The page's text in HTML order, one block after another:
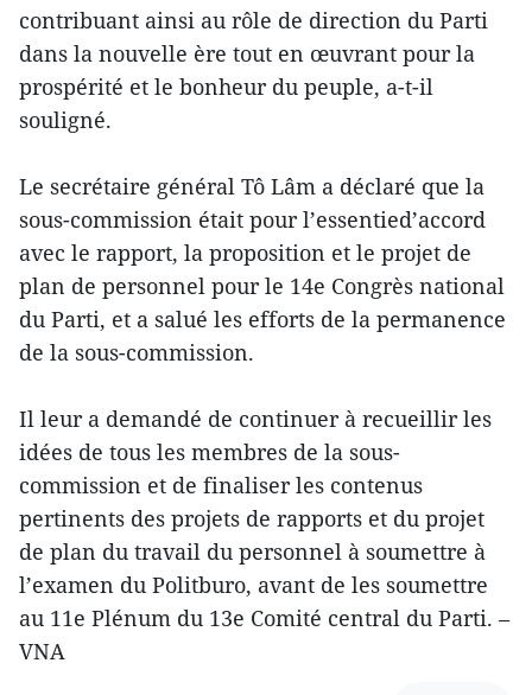
contribuant ainsi au rôle de direction du Parti
dans la nouvelle ère tout en œuvrant pour la
prospérité et le bonheur du peuple, a-t-il
souligné.
Le secrétaire général Tô Lâm a déclaré que la
sous-commission était pour l’essentied’accord
avec le rapport, la proposition et le projet de
plan de personnel pour le 14e Congrès national
du Parti, et a salué les efforts de la permanence
de la sous-commission.
Il leur a demandé de continuer à recueillir les
idées de tous les membres de la sous-
commission et de finaliser les contenus
pertinents des projets de rapports et du projet
de plan du travail du personnel à soumettre à
l’examen du Politburo, avant de les soumettre
au 11e Plénum du 13e Comité central du Parti. –
VNA